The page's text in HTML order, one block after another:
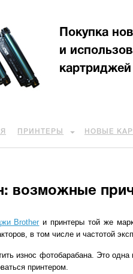
Покупка
и
картриджей
ПРИНТЕРЫ НОВЫЕ
возможные
Brother и принтеры той же
в том числе и частотой
износ фотобарабана. Это
принтером.